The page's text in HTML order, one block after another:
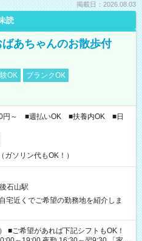
掲載日：2026.08.03
読
ばあちゃんのお散歩付
OK
ブランクOK
円～ ■週払いOK ■扶養内OK ■日
ガソリン代もOK！）
石山駅
近くでご希望の勤務地を紹介しま